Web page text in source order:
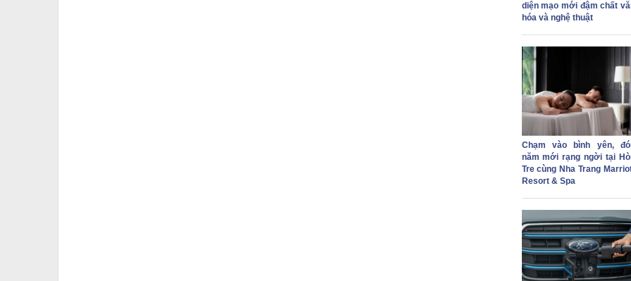
diện mạo mới đậm chất
hóa và nghệ thuật
Chạm vào bình yên,
năm mới rạng ngời tại
Tre cùng Nha Trang
Resort & Spa